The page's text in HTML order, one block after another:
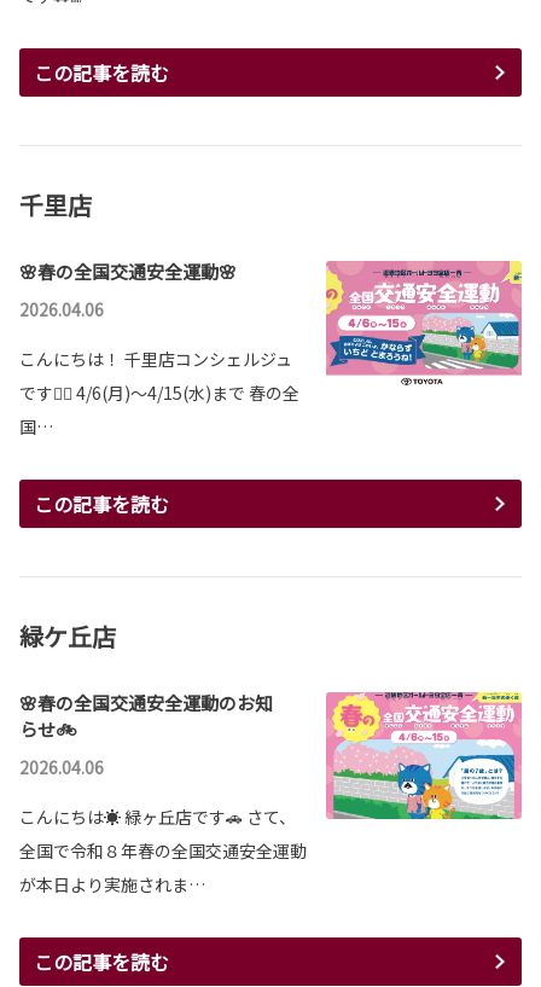
この記事を読む
千里店
🌸春の全国交通安全運動🌸
2026.04.06
こんにちは！ 千里店コンシェルジュ
です💁‍♀️ 4/6(月)～4/15(水)まで 春の全
国…
この記事を読む
緑ケ丘店
🌸春の全国交通安全運動のお知
らせ🚲
2026.04.06
こんにちは☀ 緑ヶ丘店です🚗 さて、
全国で令和８年春の全国交通安全運動
が本日より実施されま…
この記事を読む